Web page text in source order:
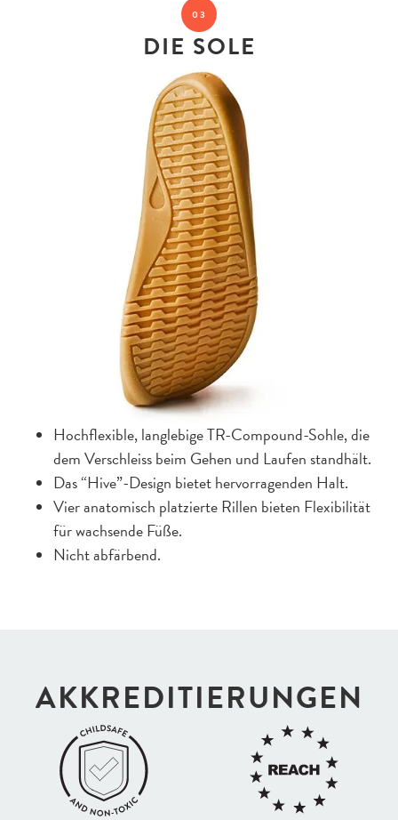
03
DIE SOLE
Hochflexible, langlebige TR-Compound-Sohle, die
dem Verschleiss beim Gehen und Laufen standhält.
Das “Hive”-Design bietet hervorragenden Halt.
Vier anatomisch platzierte Rillen bieten Flexibilität
für wachsende Füße.
Nicht abfärbend.
AKKREDI­TIERUNGEN